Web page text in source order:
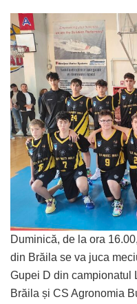
Duminică, de la ora
din Brăila se va juca
Gupei D din campionatul
Brăila și CS Agronomia